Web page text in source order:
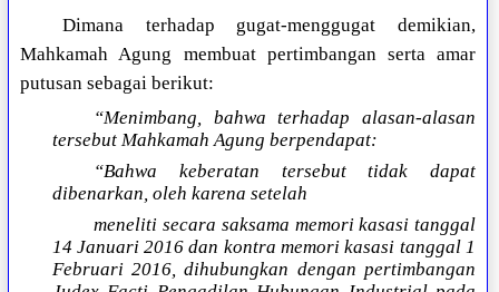
Dimana terhadap gugat-menggugat demikian,
Mahkamah Agung membuat pertimbangan serta amar
putusan sebagai berikut:
“Menimbang, bahwa terhadap alasan-alasan
tersebut Mahkamah Agung berpendapat:
“Bahwa keberatan tersebut tidak dapat
dibenarkan, oleh karena setelah
meneliti secara saksama memori kasasi tanggal
14 Januari 2016 dan kontra memori kasasi tanggal 1
Februari 2016, dihubungkan dengan pertimbangan